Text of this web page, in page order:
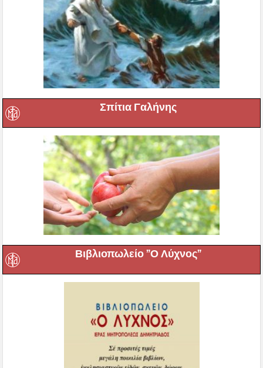
Σπίτια Γαλήνης
Βιβλιοπωλείο ”Ο Λύχνος”